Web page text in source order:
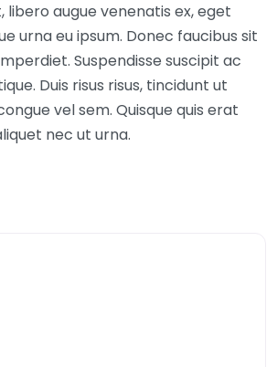
libero augue venenatis ex, eget
urna eu ipsum. Donec faucibus sit
Suspendisse suscipit ac
Duis risus risus, tincidunt ut
vel sem. Quisque quis erat
nec ut urna.